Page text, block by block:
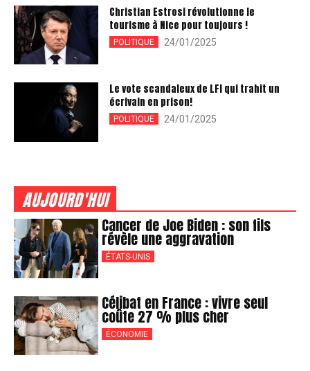
Christian Estrosi révolutionne le
tourisme à Nice pour toujours !
POLITIQUE 24/01/2025
Le vote scandaleux de LFI qui trahit un
écrivain en prison!
POLITIQUE 24/01/2025
AUJOURD'HUI
Cancer de Joe Biden : son fils
révèle une aggravation
ÉTATS-UNIS
Célibat en France : vivre seul
coûte 27 % plus cher
ÉCONOMIE